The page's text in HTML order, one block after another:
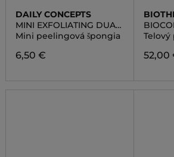
DAILY CONCEPTS
MINI EXFOLIATING DUAL
TEXTURE SCRUBBER
Mini peelingová špongia
6,50 €
BODY
52,00